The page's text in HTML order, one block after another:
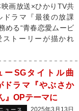
画放送×ひかりTV共
ドラマ『最後の放課
める“青春恋愛ムービ
トーリーが描かれ
ーSGタイトル曲
ドラマ『やぶさか
』OPテーマに
ュース 2025年3月13日